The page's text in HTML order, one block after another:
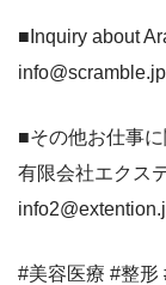
■Inquiry about
info@scramble.jp
■その他お仕事
有限会社エクス
#美容医療 #整形